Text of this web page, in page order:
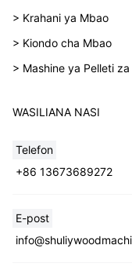
> Krahani ya Mbao
> Kiondo cha Mbao
> Mashine ya Pelleti
WASILIANA NASI
Telefon
+86 13673689272
E-post